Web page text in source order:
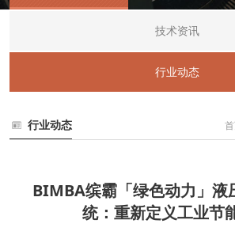
技术资讯
行业动态
行业动态
BIMBA缤霸「绿色动力」液
统：重新定义工业节